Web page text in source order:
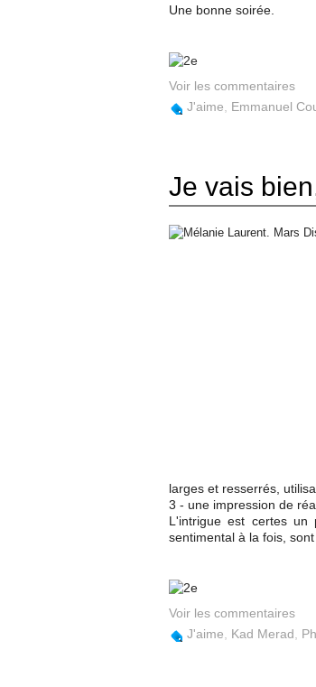
Une bonne soirée.
Voir les commentaires
J'aime
Emmanuel
Je vais
larges et resserrés,
3 - une impression de
L'intrigue est certes un
sentimental à la fois, sont
Voir les commentaires
J'aime
Kad Merad